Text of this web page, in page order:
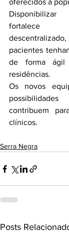
oferecidos à
fortalece
pacientes
de forma
residências.
Os novos
contribuem
clínicos.
Serra Negra
Posts